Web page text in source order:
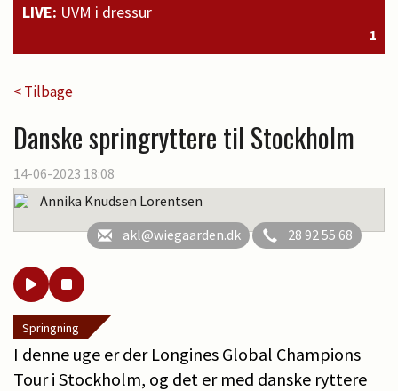
LIVE: UVM i dressur
Guld til Faustino G. og sølv til Dizzy
< Tilbage
Danske springryttere til Stockholm
14-06-2023 18:08
Annika Knudsen Lorentsen
akl@wiegaarden.dk
28 92 55 68
Springning
I denne uge er der Longines Global Champions
Tour i Stockholm, og det er med danske ryttere